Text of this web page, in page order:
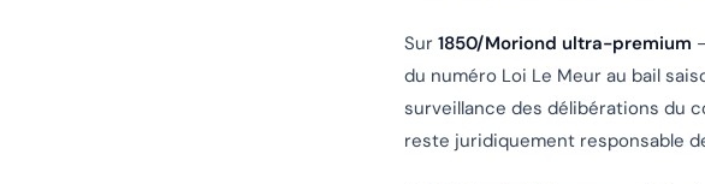
Sur 1850/Moriond ultra-premium
du numéro Loi Le Meur au bail
surveillance des délibérations du
reste juridiquement responsable